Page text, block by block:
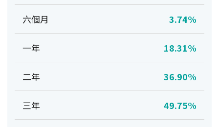
六個月 3.74%
一年 18.31%
二年 36.90%
三年 49.75%